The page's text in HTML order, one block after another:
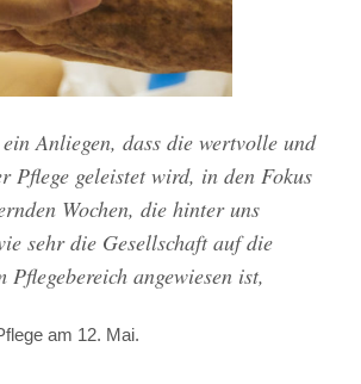
Anliegen, dass die wertvolle und
Pflege geleistet wird, in den Fokus
Wochen, die hinter uns
sehr die Gesellschaft auf die
angewiesen ist,
am 12. Mai.